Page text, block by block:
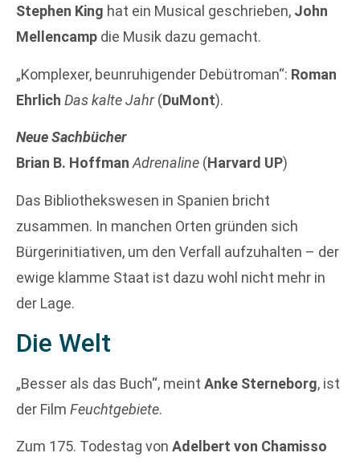
Stephen King hat ein Musical geschrieben, John
Mellencamp die Musik dazu gemacht.
„Komplexer, beunruhigender Debütroman“: Roman
Ehrlich Das kalte Jahr(DuMont).
Neue Sachbücher
Brian B. Hoffman Adrenaline (Harvard UP)
Das Bibliothekswesen in Spanien bricht
zusammen. In manchen Orten gründen sich
Bürgerinitiativen, um den Verfall aufzuhalten – der
ewige klamme Staat ist dazu wohl nicht mehr in
der Lage.
Die Welt
„Besser als das Buch“, meint Anke Sterneborg, ist
der Film Feuchtgebiete.
Zum 175. Todestag von Adelbert von Chamisso